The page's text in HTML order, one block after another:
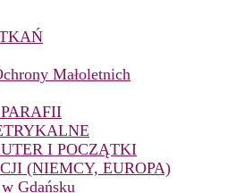
Małoletnich
I POCZĄTKI
(NIEMCY, EUROPA)
Gdańsku